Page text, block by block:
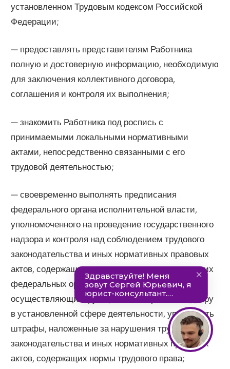
установленном Трудовым кодексом Российской
Федерации;
— предоставлять представителям Работника
полную и достоверную информацию, необходимую
для заключения коллективного договора,
соглашения и контроля их выполнения;
— знакомить Работника под роспись с
принимаемыми локальными нормативными
актами, непосредственно связанными с его
трудовой деятельностью;
— своевременно выполнять предписания
федерального органа исполнительной власти,
уполномоченного на проведение государственного
надзора и контроля над соблюдением трудового
законодательства и иных нормативных правовых
актов, содержащих нормы трудового права, других
федеральных органов исполнительной власти,
осуществляющих функции по контролю и надзору
в установленной сфере деятельности, уплачивать
штрафы, наложенные за нарушения трудового
законодательства и иных нормативных правовых
актов, содержащих нормы трудового права;